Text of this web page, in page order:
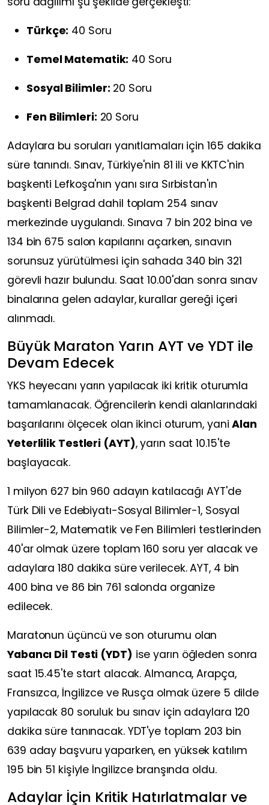
Türkçe: 40 Soru
Temel Matematik: 40 Soru
Sosyal Bilimler: 20 Soru
Fen Bilimleri: 20 Soru
Adaylara bu soruları yanıtlamaları için 165 dakika
süre tanındı. Sınav, Türkiye'nin 81 ili ve KKTC'nin
başkenti Lefkoşa'nın yanı sıra Sırbistan'ın
başkenti Belgrad dahil toplam 254 sınav
merkezinde uygulandı. Sınava 7 bin 202 bina ve
134 bin 675 salon kapılarını açarken, sınavın
sorunsuz yürütülmesi için sahada 340 bin 321
görevli hazır bulundu. Saat 10.00'dan sonra sınav
binalarına gelen adaylar, kurallar gereği içeri
alınmadı.
Büyük Maraton Yarın AYT ve YDT ile
Devam Edecek
YKS heyecanı yarın yapılacak iki kritik oturumla
tamamlanacak. Öğrencilerin kendi alanlarındaki
başarılarını ölçecek olan ikinci oturum, yaniAlan
Yeterlilik Testleri (AYT), yarın saat 10.15'te
başlayacak.
1 milyon 627 bin 960 adayın katılacağı AYT'de
Türk Dili ve Edebiyatı-Sosyal Bilimler-1, Sosyal
Bilimler-2, Matematik ve Fen Bilimleri testlerinden
40'ar olmak üzere toplam 160 soru yer alacak ve
adaylara 180 dakika süre verilecek. AYT, 4 bin
400 bina ve 86 bin 761 salonda organize
edilecek.
Maratonun üçüncü ve son oturumu olan
Yabancı Dil Testi (YDT) ise yarın öğleden sonra
saat 15.45'te start alacak. Almanca, Arapça,
Fransızca, İngilizce ve Rusça olmak üzere 5 dilde
yapılacak 80 soruluk bu sınav için adaylara 120
dakika süre tanınacak. YDT'ye toplam 203 bin
639 aday başvuru yaparken, en yüksek katılım
195 bin 51 kişiyle İngilizce branşında oldu.
Adaylar İçin Kritik Hatırlatmalar ve